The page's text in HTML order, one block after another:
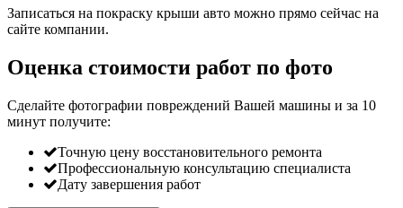
Записаться на покраску крыши авто можно прямо сейчас на
сайте компании.
Оценка стоимости работ по фото
Сделайте фотографии повреждений Вашей машины и за 10
минут получите:
Точную цену восстановительного ремонта
Профессиональную консультацию специалиста
Дату завершения работ